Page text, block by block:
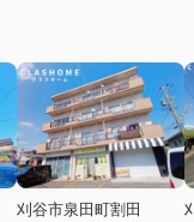
刈谷市泉田町割田